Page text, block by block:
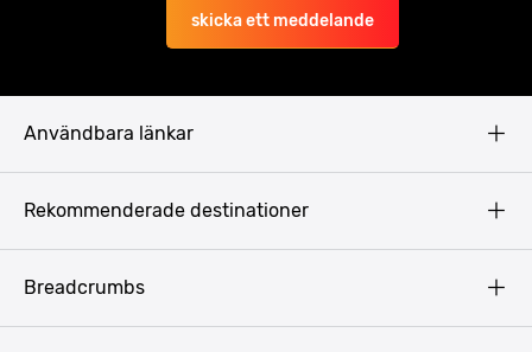
skicka ett meddelande
Användbara länkar
Rekommenderade destinationer
Breadcrumbs